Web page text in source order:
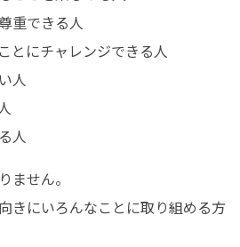
重できる人
とにチャレンジできる人
人
人
ません。
きにいろんなことに取り組める方